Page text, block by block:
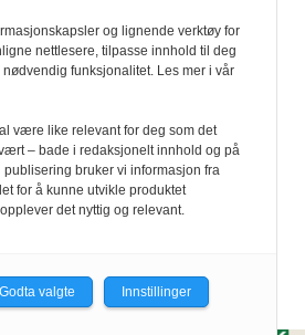
og lignende verktøy for
nettlesere, tilpasse innhold til deg
funksjonalitet. Les mer i vår
være like relevant for deg som det
– bade i redaksjonelt innhold og på
bruker vi informasjon fra
for å kunne utvikle produktet
det nyttig og relevant.
Godta valgte Innstillinger